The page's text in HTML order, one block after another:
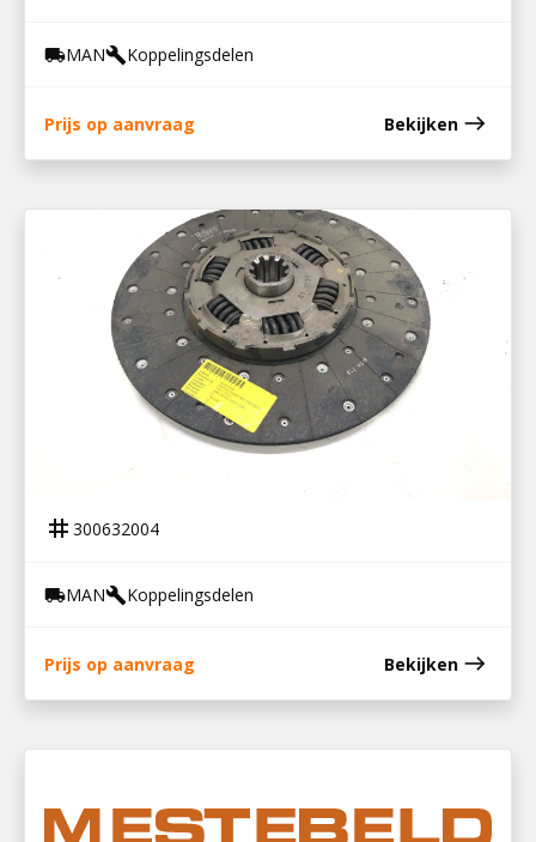
local_shippingMANbuildKoppelingsdelen
Prijs op aanvraag Bekijken east
tag 300632004
local_shippingMANbuildKoppelingsdelen
Prijs op aanvraag Bekijken east